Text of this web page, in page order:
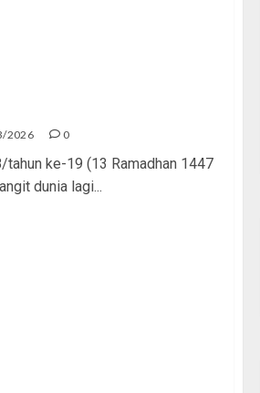
2026 0
ke-19 (13 Ramadhan 1447
dunia lagi...